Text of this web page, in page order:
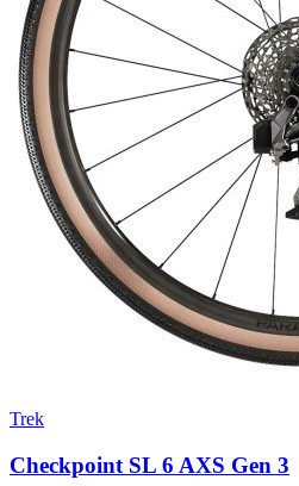
Trek
Checkpoint SL 6 AXS Gen 3